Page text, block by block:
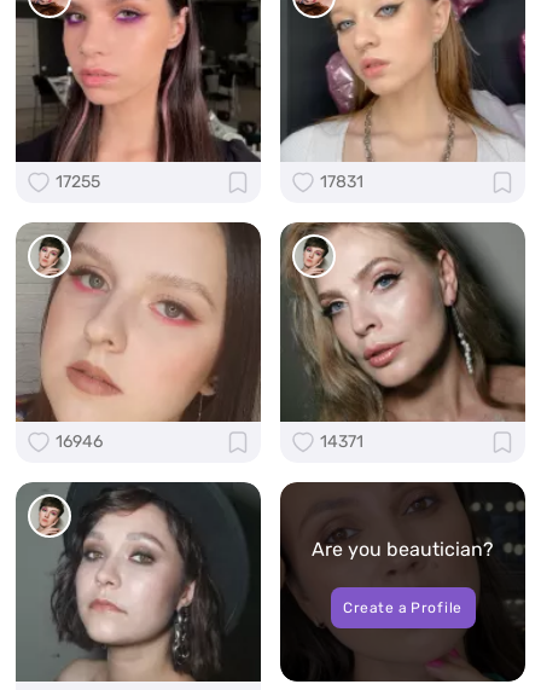
17255 17831
16946 14371
Are you beautician?
Create a Profile